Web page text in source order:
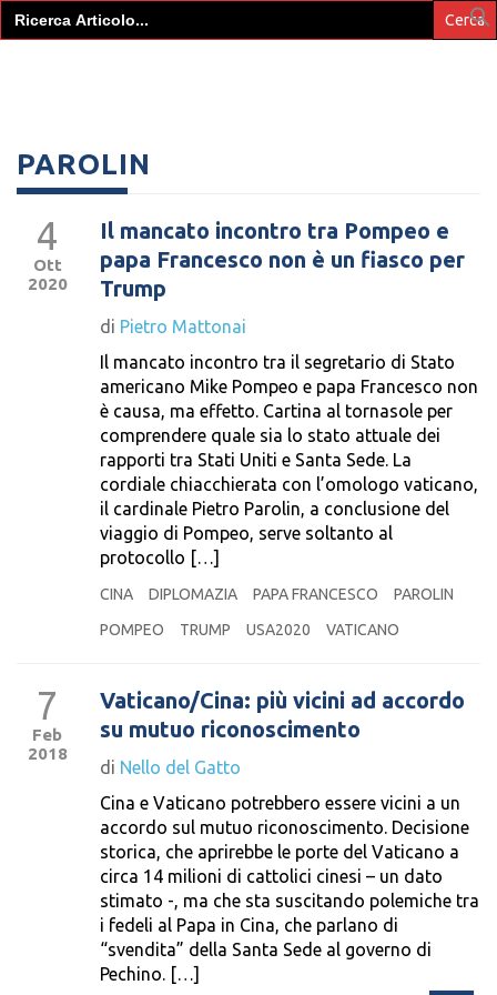
Search
for:
PAROLIN
4
Ott
2020
Il mancato incontro tra Pompeo e
papa Francesco non è un fiasco per
Trump
di Pietro Mattonai
Il mancato incontro tra il segretario di Stato
americano Mike Pompeo e papa Francesco non
è causa, ma effetto. Cartina al tornasole per
comprendere quale sia lo stato attuale dei
rapporti tra Stati Uniti e Santa Sede. La
cordiale chiacchierata con l’omologo vaticano,
il cardinale Pietro Parolin, a conclusione del
viaggio di Pompeo, serve soltanto al
protocollo […]
CINA DIPLOMAZIA PAPA FRANCESCO
PAROLIN
POMPEO
TRUMP USA2020 VATICANO
7
Feb
2018
Vaticano/Cina: più vicini ad accordo
su mutuo riconoscimento
di Nello del Gatto
Cina e Vaticano potrebbero essere vicini a un
accordo sul mutuo riconoscimento. Decisione
storica, che aprirebbe le porte del Vaticano a
circa 14 milioni di cattolici cinesi – un dato
stimato -, ma che sta suscitando polemiche tra
i fedeli al Papa in Cina, che parlano di
“svendita” della Santa Sede al governo di
Pechino. […]